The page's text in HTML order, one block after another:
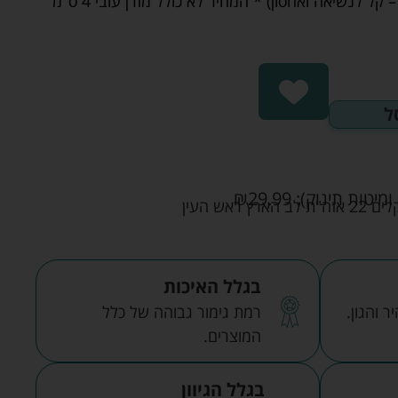
תינוק): ₪29.99 העין
והגון.
בגלל האיכות
רמת גימור גבוהה של כלל
המוצרים.
בגלל הגיוון